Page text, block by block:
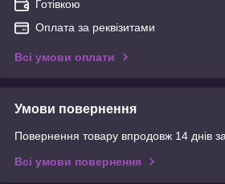
Готівкою
Оплата за реквізитами
Всі умови оплати
Умови повернення
Повернення товару впродовж 14 днів
Всі умови повернення